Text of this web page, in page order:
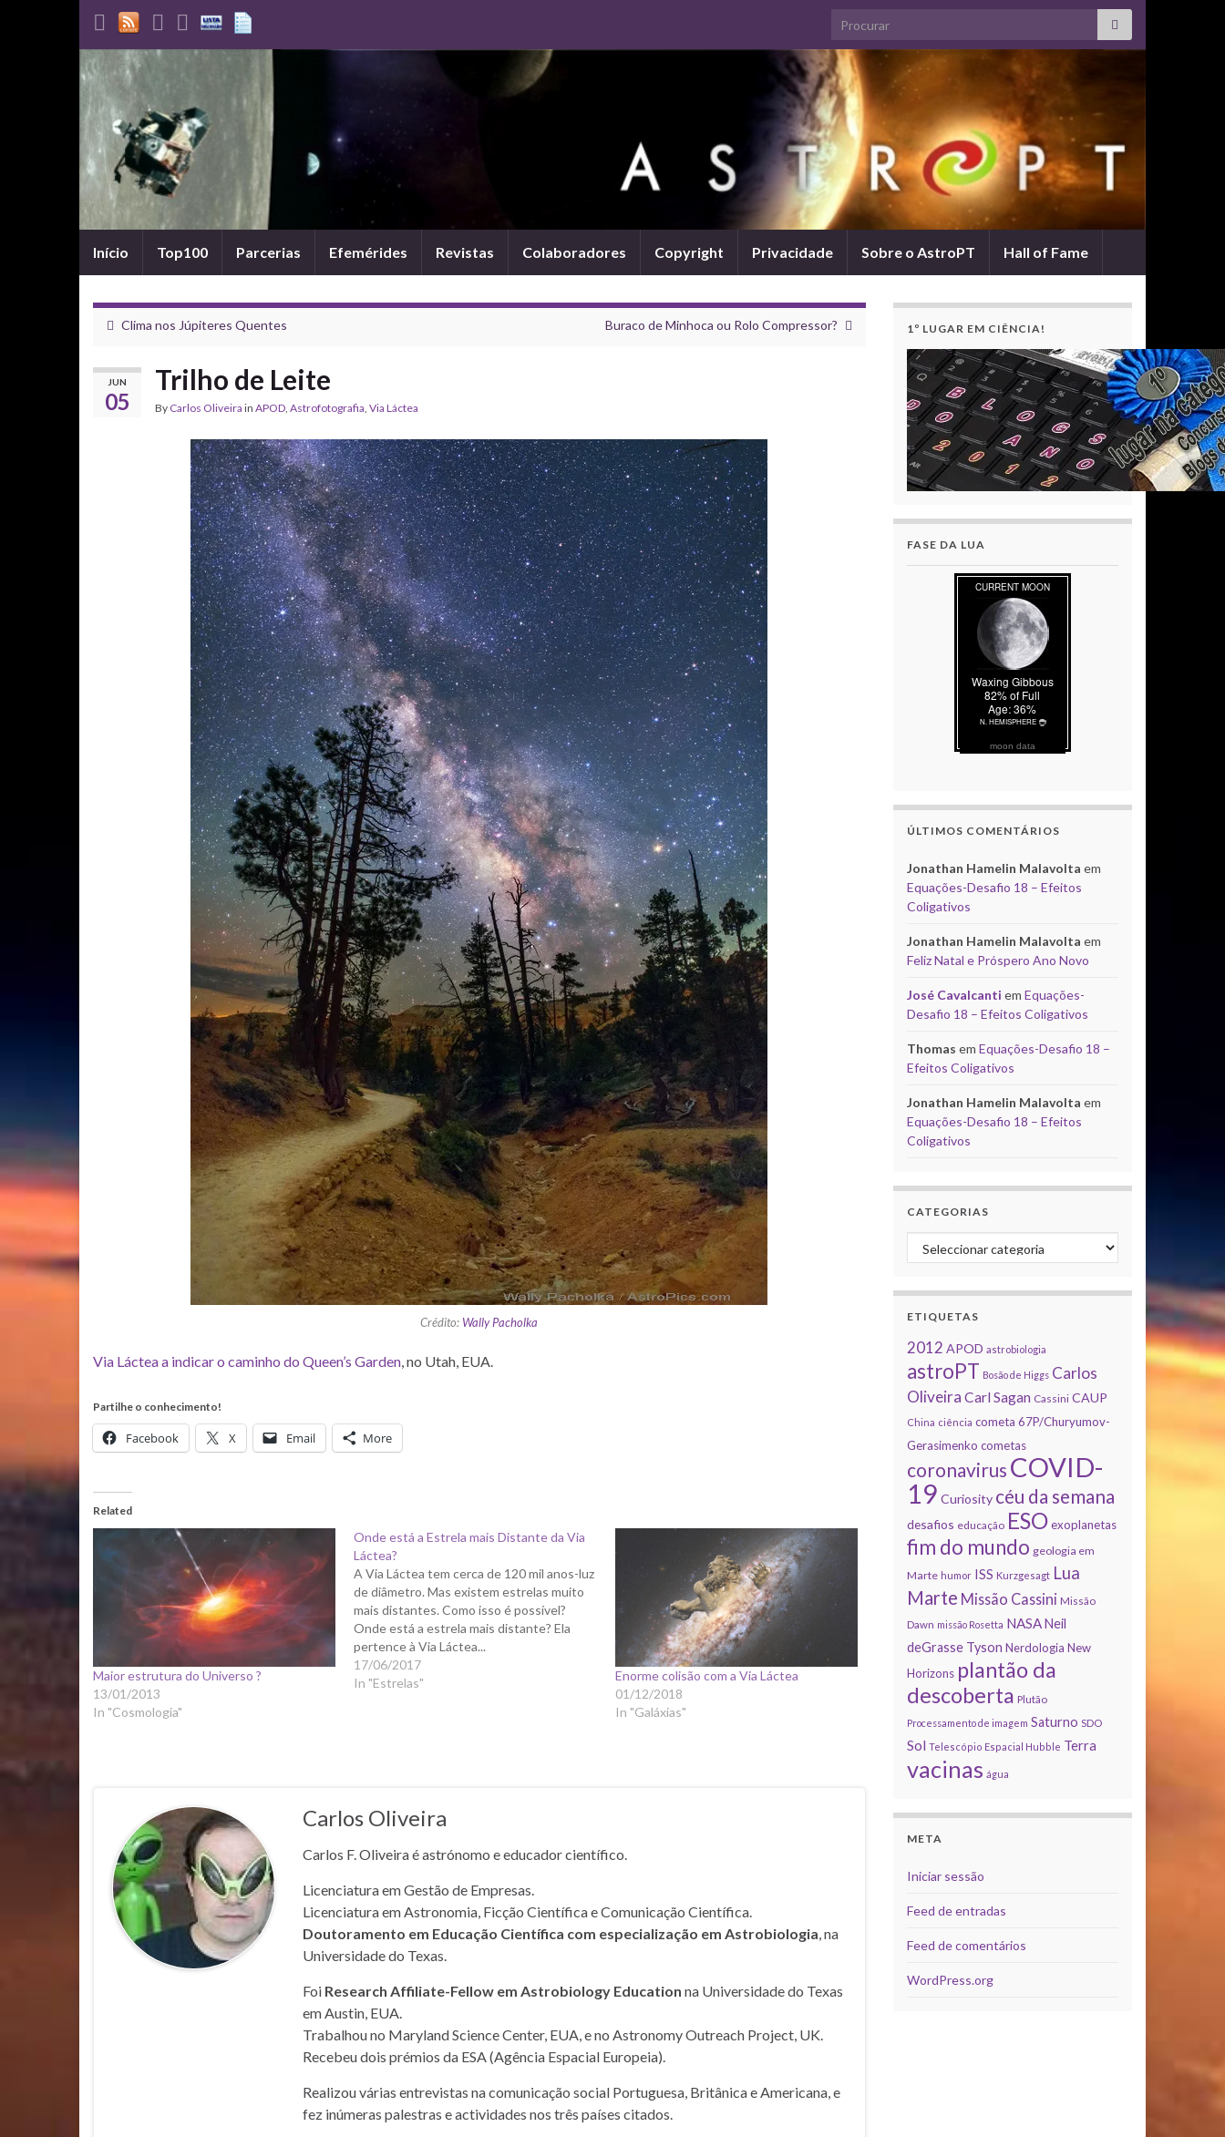
Search for:
Início Top100 Parcerias Efemérides Revistas Colaboradores Copyright Privacidade Sobre o AstroPT Hall of Fame
Clima nos Júpiteres Quentes Buraco de Minhoca ou Rolo Compressor?
JUN
05
Trilho de Leite
By Carlos Oliveira in APOD, Astrofotografia, Via Láctea
Crédito: Wally Pacholka
Via Láctea a indicar o caminho do Queen’s Garden, no Utah, EUA.
Partilhe o conhecimento!
Facebook X Email More
Related
Maior estrutura do Universo ?
13/01/2013
In "Cosmologia"
Onde está a Estrela mais Distante da Via
Láctea?
A Via Láctea tem cerca de 120 mil anos-luz
de diâmetro. Mas existem estrelas muito
mais distantes. Como isso é possível?
Onde está a estrela mais distante? Ela
pertence à Via Láctea...
17/06/2017
In "Estrelas"
Enorme colisão com a Via Láctea
01/12/2018
In "Galáxias"
Carlos Oliveira
Carlos F. Oliveira é astrónomo e educador científico.
Licenciatura em Gestão de Empresas.
Licenciatura em Astronomia, Ficção Científica e Comunicação Científica.
Doutoramento em Educação Científica com especialização em Astrobiologia, na
Universidade do Texas.
Foi Research Affiliate-Fellow em Astrobiology Education na Universidade do Texas
em Austin, EUA.
Trabalhou no Maryland Science Center, EUA, e no Astronomy Outreach Project, UK.
Recebeu dois prémios da ESA (Agência Espacial Europeia).
Realizou várias entrevistas na comunicação social Portuguesa, Britânica e Americana, e
fez inúmeras palestras e actividades nos três países citados.
1º LUGAR EM CIÊNCIA!
FASE DA LUA
moon data
ÚLTIMOS COMENTÁRIOS
Jonathan Hamelin Malavolta em
Equações-Desafio 18 – Efeitos
Coligativos
Jonathan Hamelin Malavolta em
Feliz Natal e Próspero Ano Novo
José Cavalcanti em Equações-
Desafio 18 – Efeitos Coligativos
Thomas em Equações-Desafio 18 –
Efeitos Coligativos
Jonathan Hamelin Malavolta em
Equações-Desafio 18 – Efeitos
Coligativos
CATEGORIAS
Categorias
ETIQUETAS
2012 APOD astrobiologia
astroPT Bosão de Higgs Carlos
Oliveira Carl Sagan Cassini CAUP
China ciência cometa 67P/Churyumov-
Gerasimenko cometas
coronavirus COVID-
19 Curiosity céu da semana
desafios educação ESO exoplanetas
fim do mundo geologia em
Marte humor ISS Kurzgesagt Lua
Marte Missão Cassini Missão
Dawn missão Rosetta NASA Neil
deGrasse Tyson Nerdologia New
Horizons plantão da
descoberta Plutão
Processamento de imagem Saturno SDO
Sol Telescópio Espacial Hubble Terra
vacinas água
META
Iniciar sessão
Feed de entradas
Feed de comentários
WordPress.org